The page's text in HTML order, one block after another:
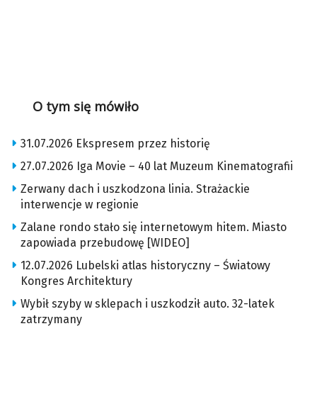
O tym się mówiło
31.07.2026 Ekspresem przez historię
27.07.2026 Iga Movie – 40 lat Muzeum Kinematografii
Zerwany dach i uszkodzona linia. Strażackie
interwencje w regionie
Zalane rondo stało się internetowym hitem. Miasto
zapowiada przebudowę [WIDEO]
12.07.2026 Lubelski atlas historyczny – Światowy
Kongres Architektury
Wybił szyby w sklepach i uszkodził auto. 32-latek
zatrzymany